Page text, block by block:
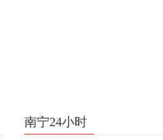
南宁24小时